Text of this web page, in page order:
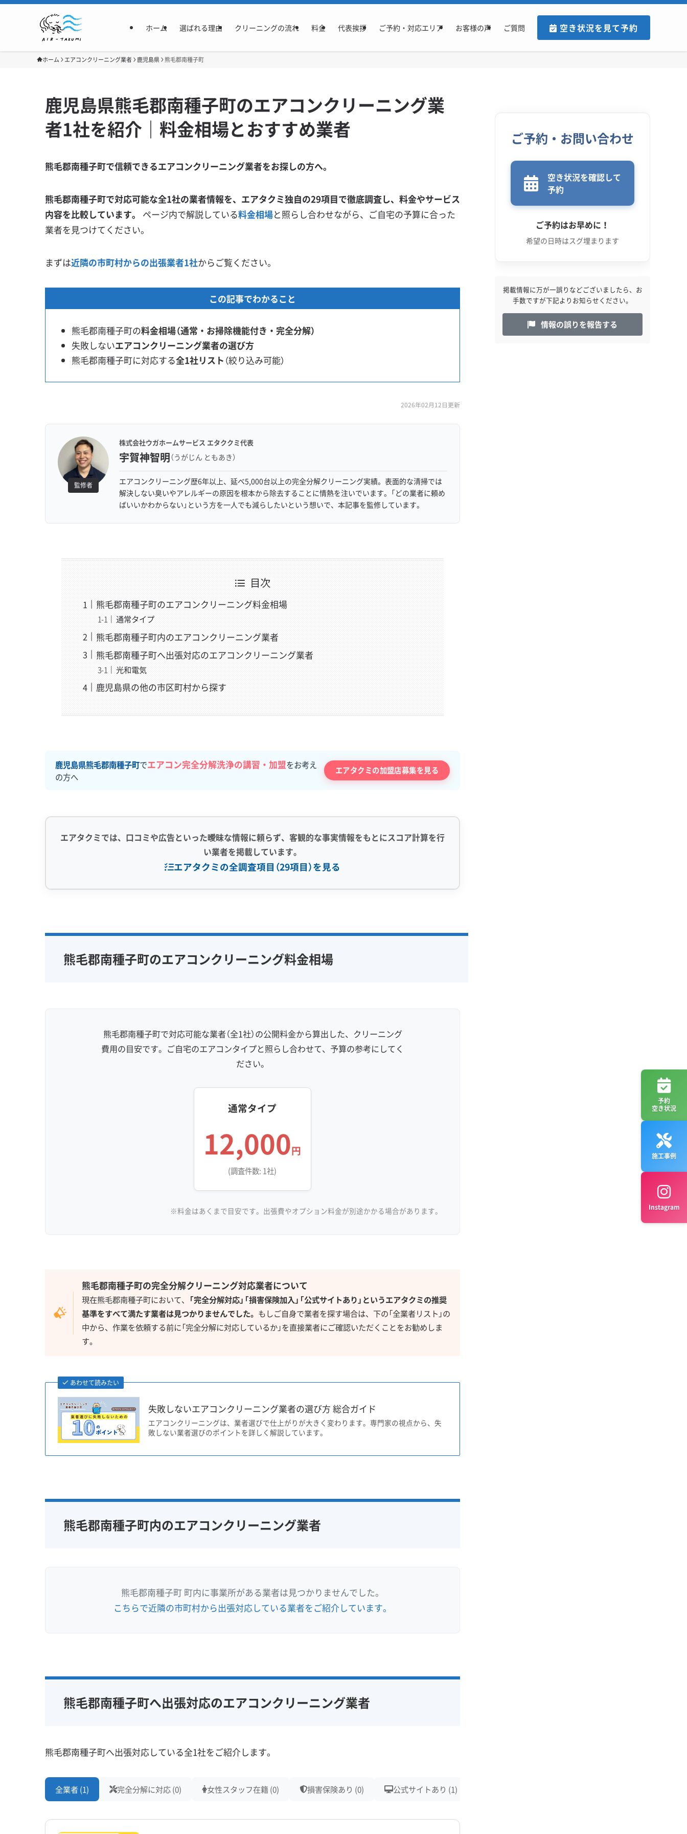
ホーム 選ばれる理由 クリーニングの流れ 料金 代表挨拶 ご予約・対応エリア お客様の声 ご質問 空き状況を見て予約
ホーム エアコンクリーニング業者 鹿児島県 熊毛郡南種子町
鹿児島県熊毛郡南種子町のエアコンクリーニング業
者1社を紹介｜料金相場とおすすめ業者
熊毛郡南種子町で信頼できるエアコンクリーニング業者をお探しの方へ。
熊毛郡南種子町で対応可能な全1社の業者情報を、エアタクミ独自の29項目で徹底調査し、料金やサービス
内容を比較しています。
ページ内で解説している料金相場と照らし合わせながら、ご自宅の予算に合った
業者を見つけてください。
まずは近隣の市町村からの出張業者1社からご覧ください。
この記事でわかること
熊毛郡南種子町の料金相場（通常・お掃除機能付き・完全分解）
失敗しないエアコンクリーニング業者の選び方
熊毛郡南種子町に対応する全1社リスト （絞り込み可能）
2026年02月12日更新
監修者
株式会社ウガホームサービス エタククミ代表
宇賀神智明（うがじん ともあき）
エアコンクリーニング歴6年以上、延べ5,000台以上の完全分解クリーニング実績。表面的な清掃では
解決しない臭いやアレルギーの原因を根本から除去することに情熱を注いでいます。「どの業者に頼め
ばいいかわからない」という方を一人でも減らしたいという想いで、本記事を監修しています。
目次
熊毛郡南種子町のエアコンクリーニング料金相場
通常タイプ
熊毛郡南種子町内のエアコンクリーニング業者
熊毛郡南種子町へ出張対応のエアコンクリーニング業者
光和電気
鹿児島県の他の市区町村から探す
鹿児島県熊毛郡南種子町でエアコン完全分解洗浄の講習・加盟をお考え
の方へ
エアタクミの加盟店募集を見る
エアタクミでは、口コミや広告といった曖昧な情報に頼らず、客観的な事実情報をもとにスコア計算を行
い業者を掲載しています。
エアタクミの全調査項目（29項目）を見る
完全分解洗浄
部分クリーニング
家庭用エアコン
業務用エアコン
保証付き
アフターフォロー
アレルギー対策
ハウスダスト除去
定額料金 複数台割引
初回割引
即日対応可能
※項目にカーソルを合わせると詳細な説明が表示されます。
熊毛郡南種子町のエアコンクリーニング料金相場
熊毛郡南種子町で対応可能な業者（全1社）の公開料金から算出した、クリーニング
費用の目安です。ご自宅のエアコンタイプと照らし合わせて、予算の参考にしてく
ださい。
通常タイプ
12,000円
(調査件数: 1社)
※料金はあくまで目安です。出張費やオプション料金が別途かかる場合があります。
熊毛郡南種子町の完全分解クリーニング対応業者について
現在熊毛郡南種子町において、 「完全分解対応」「損害保険加入」「公式サイトあり」というエアタクミの推奨
基準をすべて満たす業者は見つかりませんでした。 もしご自身で業者を探す場合は、下の「全業者リスト」の
中から、作業を依頼する前に「完全分解に対応しているか」を直接業者にご確認いただくことをお勧めしま
す。
あわせて読みたい
失敗しないエアコンクリーニング業者の選び方 総合ガイド
エアコンクリーニングは、業者選びで仕上がりが大きく変わります。専門家の視点から、失
敗しない業者選びのポイントを詳しく解説しています。
熊毛郡南種子町内のエアコンクリーニング業者
熊毛郡南種子町 町内に事業所がある業者は見つかりませんでした。
こちらで近隣の市町村から出張対応している業者をご紹介しています。
熊毛郡南種子町へ出張対応のエアコンクリーニング業者
熊毛郡南種子町へ出張対応している全1社をご紹介します。
全業者 (1) 完全分解に対応 (0) 女性スタッフ在籍 (0) 損害保険あり (0) 公式サイトあり (1)
ご予約・お問い合わせ
空き状況を確認して
予約
ご予約はお早めに！
希望の日時はスグ埋まります
掲載情報に万が一誤りなどございましたら、お
手数ですが下記よりお知らせください。
情報の誤りを報告する
予約
空き状況
施工事例
Instagram